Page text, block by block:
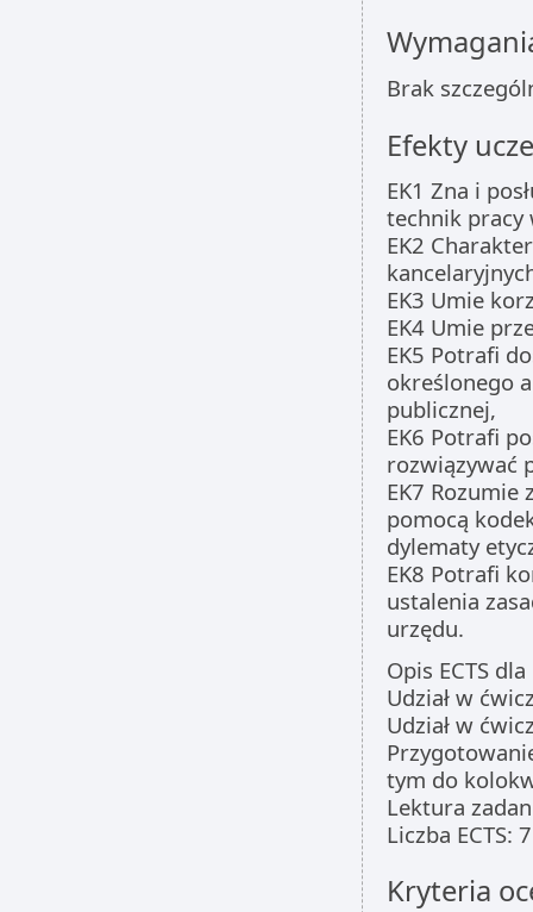
Brak
Efekty
EK1 Zna i
technik
EK2
EK3 Umie
EK4 Umie
EK5 Potrafi
określonego
publicznej,
EK6 Potrafi
rozwiązywać
EK7
pomocą
dylematy
EK8 Potrafi
ustalenia
urzędu.
Opis ECTS
Udział w
Udział w
tym do
Lektura
Liczba ECTS:
Kryteria